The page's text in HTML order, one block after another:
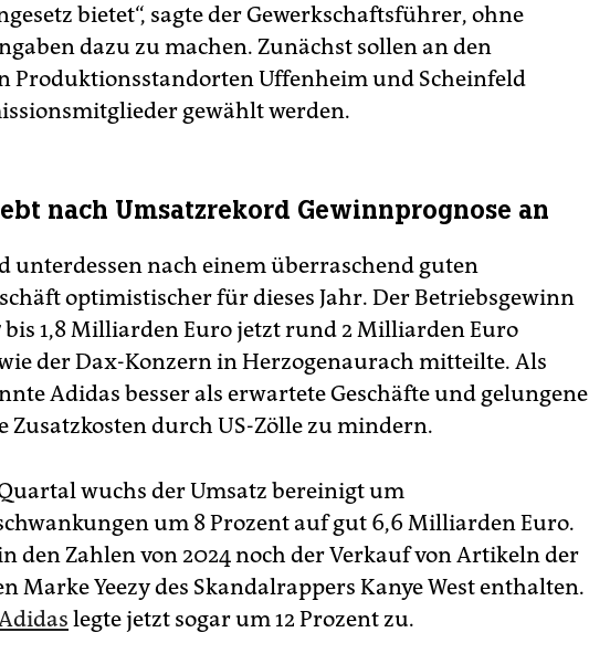
bietet“, sagte der Gewerkschaftsführer, ohne
dazu zu machen. Zunächst sollen an den
Produktionsstandorten Uffenheim und Scheinfeld
gewählt werden.
nach Umsatzrekord Gewinnprognose an
unterdessen nach einem überraschend guten
optimistischer für dieses Jahr. Der Betriebsgewinn
bis 1,8 Milliarden Euro jetzt rund 2 Milliarden Euro
der Dax-Konzern in Herzogenaurach mitteilte. Als
Adidas besser als erwartete Geschäfte und gelungene
Zusatzkosten durch US-Zölle zu mindern.
wuchs der Umsatz bereinigt um
um 8 Prozent auf gut 6,6 Milliarden Euro.
den Zahlen von 2024 noch der Verkauf von Artikeln der
Marke Yeezy des Skandalrappers Kanye West enthalten.
legte jetzt sogar um 12 Prozent zu.